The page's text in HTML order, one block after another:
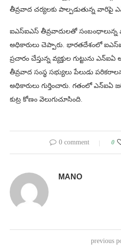
తీవ్రవాద చర్యలకు పాల్పడుతున్న వారిపై
ఐఎస్ఐఎస్ తీవ్రవాదులతో
అధికారులు చెప్పారు. భారతదేశంలో
ప్రచారం చేస్తున్న వ్యక్తుల గుట్టును
తీవ్రవాద సంస్థ సభ్యులు పేలుడు
అధికారులు గుర్తించారు. గతంలో ఎన్ఐఏ
కుట్ర కోణం వెలుగుచూసింది.
0 comment 0
MANO
previous